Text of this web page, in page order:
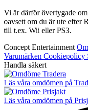
Vi är därför övertygade
oavsett om du är ute efter
till t.ex. Wii eller PS3.
Concept Entertainment
Varumärken Cookiepolicy
Handla säkert
Läs våra omdömen på
Läs våra omdömen på